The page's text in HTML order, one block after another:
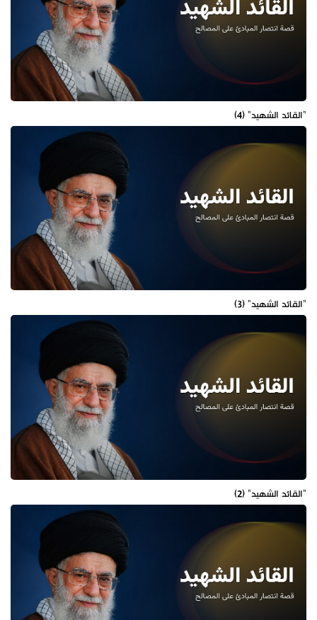
"القائد الشهيد" (4)
"القائد الشهيد" (3)
"القائد الشهيد" (2)